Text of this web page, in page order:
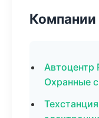
Компании
Автоцентр
Охранные